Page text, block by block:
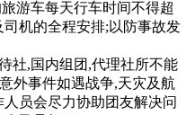
游车每天行车时间不得超
机的全程安排;以防事故发
社,国内组团,代理社所不能
外事件如遇战争,天灾及航
员会尽力协助团友解决问